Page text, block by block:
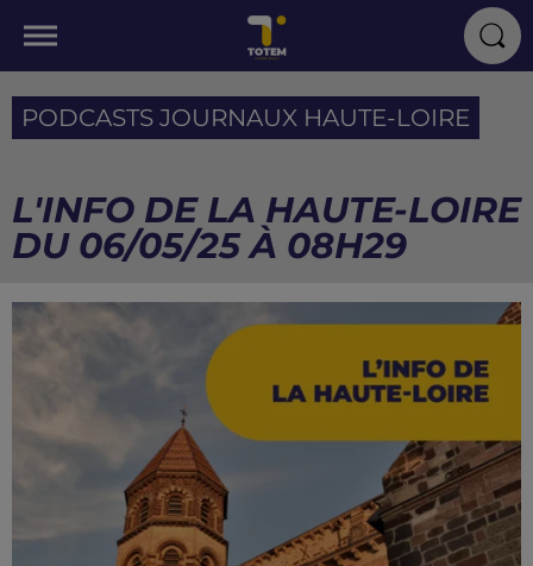
PODCASTS JOURNAUX HAUTE-LOIRE
L'INFO DE LA HAUTE-LOIRE
DU 06/05/25 À 08H29